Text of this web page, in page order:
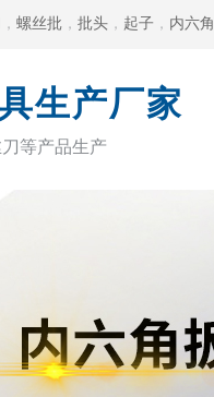
， 螺丝批 ， 批头 ， 起子 ， 内六角
生产厂家
等产品生产